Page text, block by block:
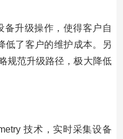
备升级操作，使得客户自
低了客户的维护成本。另
规范升级路径，极大降低
技术，实时采集设备